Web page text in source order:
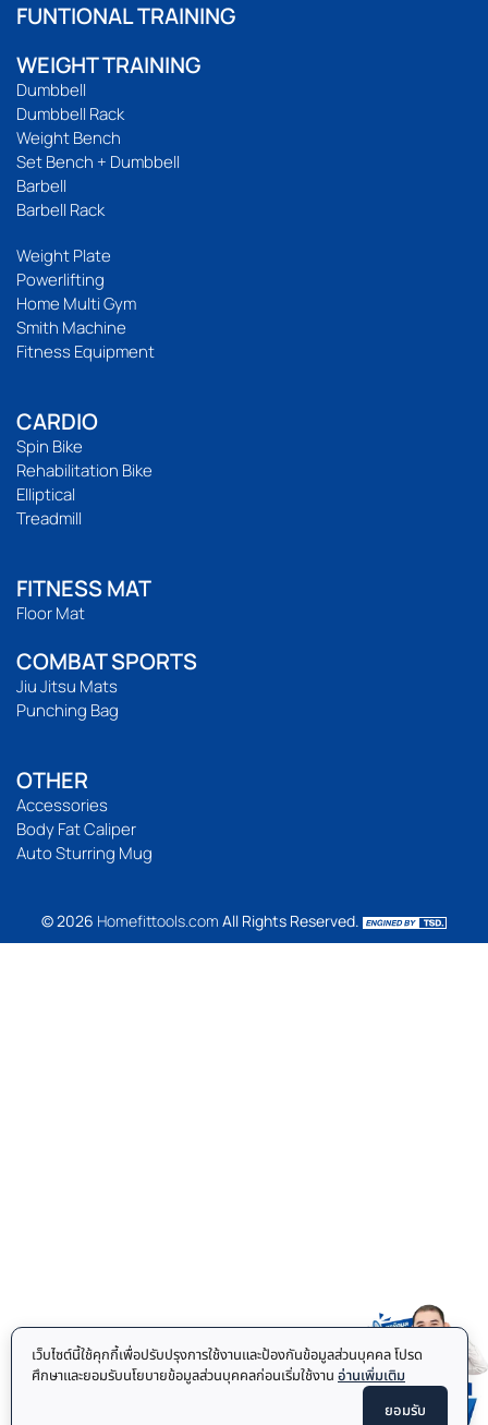
FUNTIONAL TRAINING
WEIGHT TRAINING
Dumbbell
Dumbbell Rack
Weight Bench
Set Bench + Dumbbell
Barbell
Barbell Rack
Weight Plate
Powerlifting
Home Multi Gym
Smith Machine
Fitness Equipment
CARDIO
Spin Bike
Rehabilitation Bike
Elliptical
Treadmill
FITNESS MAT
Floor Mat
COMBAT SPORTS
Jiu Jitsu Mats
Punching Bag
OTHER
Accessories
Body Fat Caliper
Auto Sturring Mug
© 2026 Homefittools.com All Rights Reserved.
เว็บไซต์นี้ใช้คุกกี้เพื่อปรับปรุงการใช้งานและป้องกันข้อมูลส่วนบุคคล โปรด
ศึกษาและยอมรับนโยบายข้อมูลส่วนบุคคลก่อนเริ่มใช้งาน อ่านเพิ่มเติม
ยอมรับ